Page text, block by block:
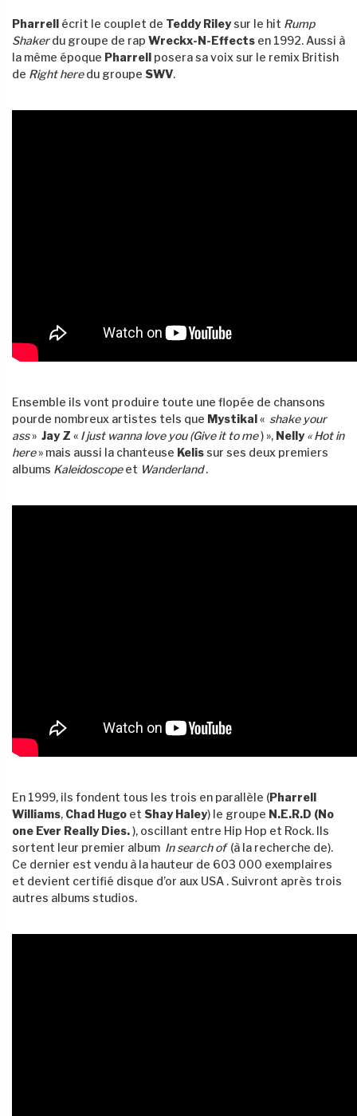
Pharrell écrit le couplet de Teddy Rileysur le hit Rump
Shakerdu groupe de rap Wreckx-N-Effects en 1992. Aussi à
la même époque Pharrell posera sa voix sur le remix British
de Right heredu groupe SWV.
Ensemble ils vont produire toute une flopée de chansons
pourde nombreux artistes tels que Mystikal« shake your
ass» Jay Z « I just wanna love you (Give it to me) », Nelly « Hot in
here» mais aussi la chanteuse Kelissur ses deux premiers
albums Kaleidoscopeet Wanderland.
En 1999, ils fondent tous les trois en parallèle (Pharrell
Williams, Chad Hugo et Shay Haley) le groupe N.E.R.D (No
one Ever Really Dies.), oscillant entre Hip Hop et Rock. Ils
sortent leur premier album In search of(à la recherche de).
Ce dernier est vendu à la hauteur de 603 000 exemplaires
et devient certifié disque d’or aux USA . Suivront après trois
autres albums studios.